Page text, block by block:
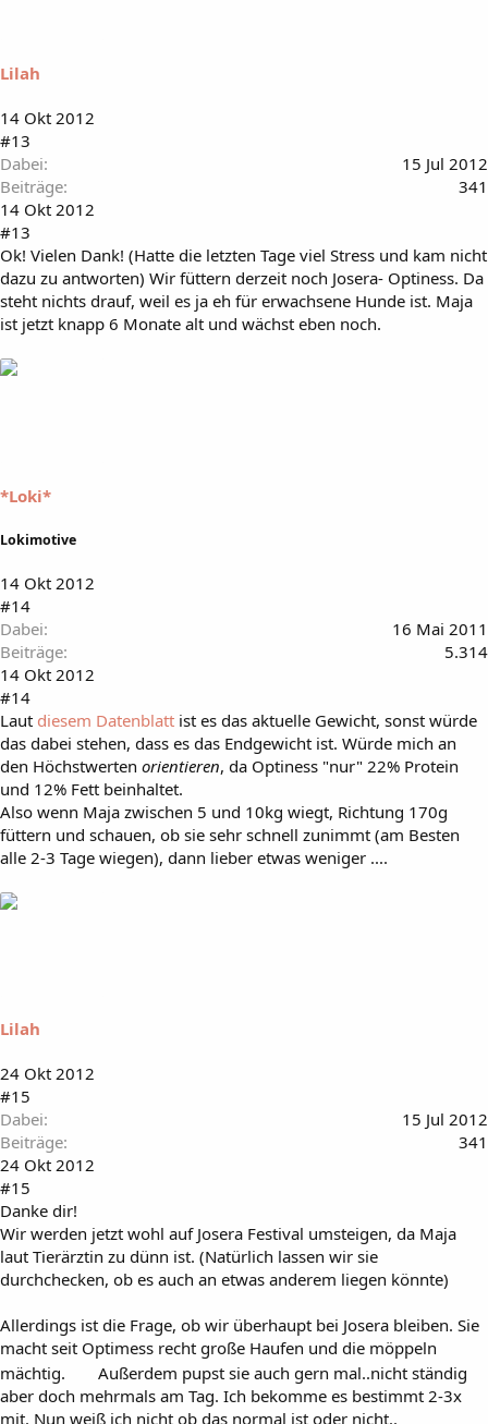
Lilah
14 Okt 2012
#13
Dabei
15 Jul 2012
Beiträge
341
14 Okt 2012
#13
Ok! Vielen Dank! (Hatte die letzten Tage viel Stress und kam nicht
dazu zu antworten) Wir füttern derzeit noch Josera- Optiness. Da
steht nichts drauf, weil es ja eh für erwachsene Hunde ist. Maja
ist jetzt knapp 6 Monate alt und wächst eben noch.
*Loki*
Lokimotive
14 Okt 2012
#14
Dabei
16 Mai 2011
Beiträge
5.314
14 Okt 2012
#14
Laut diesem Datenblatt ist es das aktuelle Gewicht, sonst würde
das dabei stehen, dass es das Endgewicht ist. Würde mich an
den Höchstwerten orientieren, da Optiness "nur" 22% Protein
und 12% Fett beinhaltet.
Also wenn Maja zwischen 5 und 10kg wiegt, Richtung 170g
füttern und schauen, ob sie sehr schnell zunimmt (am Besten
alle 2-3 Tage wiegen), dann lieber etwas weniger ....
Lilah
24 Okt 2012
#15
Dabei
15 Jul 2012
Beiträge
341
24 Okt 2012
#15
Danke dir!
Wir werden jetzt wohl auf Josera Festival umsteigen, da Maja
laut Tierärztin zu dünn ist. (Natürlich lassen wir sie
durchchecken, ob es auch an etwas anderem liegen könnte)
Allerdings ist die Frage, ob wir überhaupt bei Josera bleiben. Sie
macht seit Optimess recht große Haufen und die möppeln
mächtig.
Außerdem pupst sie auch gern mal..nicht ständig
aber doch mehrmals am Tag. Ich bekomme es bestimmt 2-3x
mit. Nun weiß ich nicht ob das normal ist oder nicht..